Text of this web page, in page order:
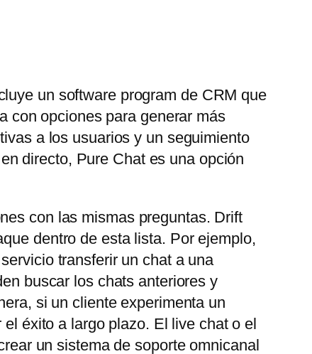
un software program de CRM que
con opciones para generar más
a los usuarios y un seguimiento
directo, Pure Chat es una opción
con las mismas preguntas. Drift
dentro de esta lista. Por ejemplo,
transferir un chat a una
buscar los chats anteriores y
si un cliente experimenta un
éxito a largo plazo. El live chat o el
un sistema de soporte omnicanal